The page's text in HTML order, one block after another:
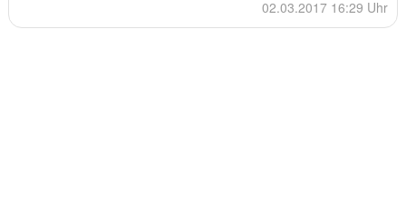
02.03.2017 16:29 Uhr